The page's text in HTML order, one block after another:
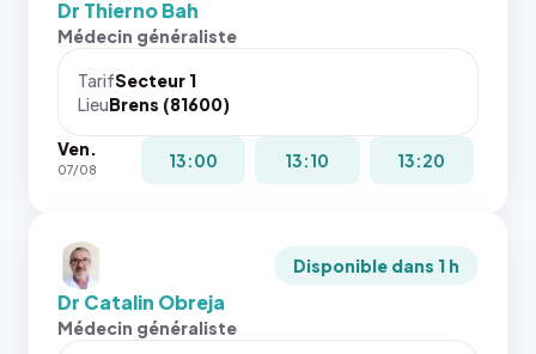
Dr Thierno Bah
Médecin généraliste
TarifSecteur 1
LieuBrens (81600)
Ven.
07/08 13:00 13:10 13:20
Disponible dans 1 h
Dr Catalin Obreja
Médecin généraliste